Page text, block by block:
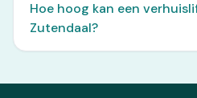
Hoe hoog kan een
Zutendaal?